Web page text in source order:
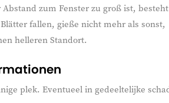
zum Fenster zu groß ist,
fallen, gieße nicht mehr als sonst,
helleren Standort.
plek. Eventueel in gedeeltelijke